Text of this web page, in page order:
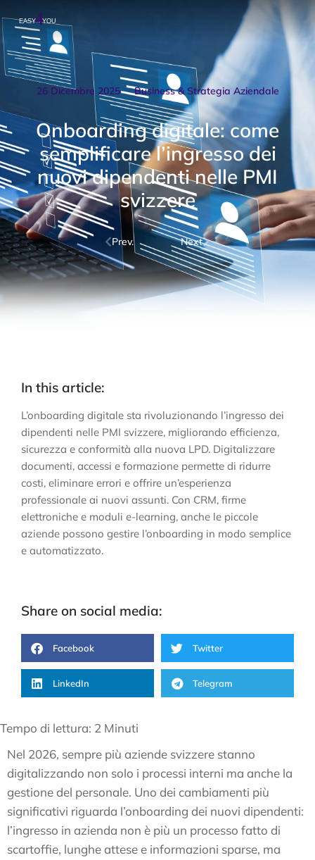
26 Dicembre 2025 Business & Strategia Aziendale
Onboarding digitale: come
semplificare l’ingresso dei
nuovi dipendenti nelle PMI
svizzere
Prev. Next
Tempo di lettura: 2 Minuti
Nel 2026, sempre più aziende svizzere stanno
digitalizzando non solo i processi interni ma anche la
gestione del personale. Uno dei cambiamenti più
significativi riguarda l’onboarding dei nuovi dipendenti:
l’ingresso in azienda non è più un processo fatto di
scartoffie, lunghe attese e informazioni sparse, ma
In this article:
L’onboarding digitale sta rivoluzionando l’ingresso dei
dipendenti nelle PMI svizzere, migliorando efficienza,
sicurezza e conformità alla nuova LPD. Digitalizzare
documenti, accessi e formazione permette di ridurre
costi, eliminare errori e offrire un’esperienza
professionale ai nuovi assunti. Con CRM, firme
elettroniche e moduli e-learning, anche le piccole
aziende possono gestire l’onboarding in modo semplice
e automatizzato.
Share on social media:
Facebook Twitter
LinkedIn Telegram